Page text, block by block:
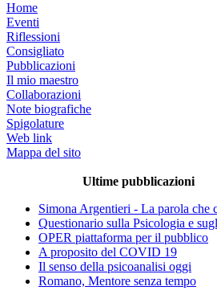
Home
Eventi
Riflessioni
Consigliato
Pubblicazioni
Il mio maestro
Collaborazioni
Note biografiche
Spigolature
Web link
Mappa del sito
Ultime pubblicazioni
Simona Argentieri - La parola che
Questionario sulla Psicologia e
OPER piattaforma per il pubblico
A proposito del COVID 19
Il senso della psicoanalisi oggi
Romano, Mentore senza tempo